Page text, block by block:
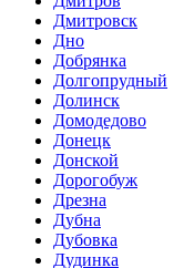
Дмитровск
Дно
Добрянка
Долгопрудный
Долинск
Домодедово
Донецк
Донской
Дорогобуж
Дрезна
Дубна
Дубовка
Дудинка